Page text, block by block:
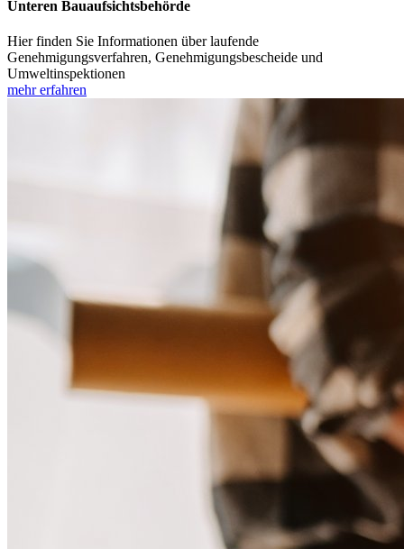
Unteren Bauaufsichtsbehörde
Hier finden Sie Informationen über laufende
Genehmigungsverfahren, Genehmigungsbescheide und
Umweltinspektionen
mehr erfahren